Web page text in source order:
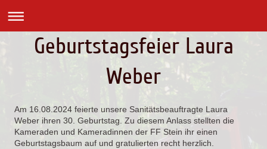
Geburtstagsfeier Laura
Weber
Am 16.08.2024 feierte unsere Sanitätsbeauftragte Laura
Weber ihren 30. Geburtstag. Zu diesem Anlass stellten die
Kameraden und Kameradinnen der FF Stein ihr einen
Geburtstagsbaum auf und gratulierten recht herzlich.